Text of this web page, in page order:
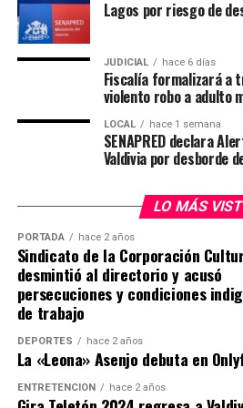
policial.
El imputado permanecerá bajo
avanzan las diligencias
responsabilidad en ambos
Post Views: 16
alta complejidad.
“Ellos ya habían participado en la
prófugos; es personal que
situaciones de extrema
combatir el crimen organizado”,
El general director también
participaron en la búsqueda del
la institución continuará
ubicar a personas prófugas de la
“Le pido a toda la gente que siga
pidiendo por la salud del cabo
Procedimiento terminó
detenido
Lagos por riesgo de
JUDICIAL hace 6 días
Fiscalía formalizará a
violento robo a adulto
LOCAL hace 1 semana
SENAPRED declara
Valdivia por desborde
LO MÁS
PORTADA hace 2 años
Sindicato de la Corporación
desmintió al directorio y acusó
persecuciones y condiciones
de trabajo
DEPORTES hace 2 años
La «Leona» Asenjo debuta en
ENTRETENCIÓN hace 2 años